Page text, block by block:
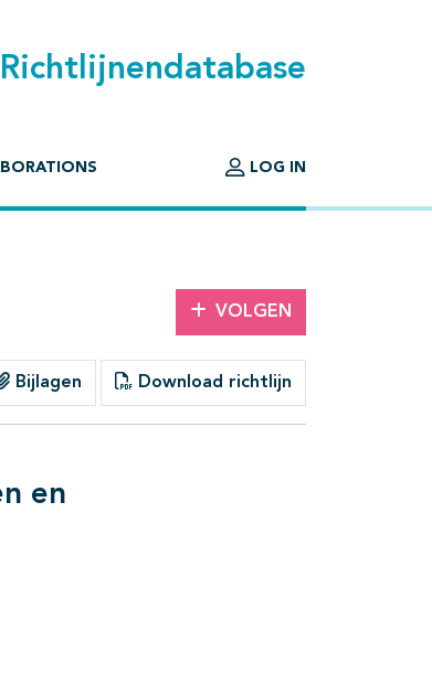
Richtlijnendatabase
LOG IN
VOLGEN
Bijlagen Download richtlijn
en